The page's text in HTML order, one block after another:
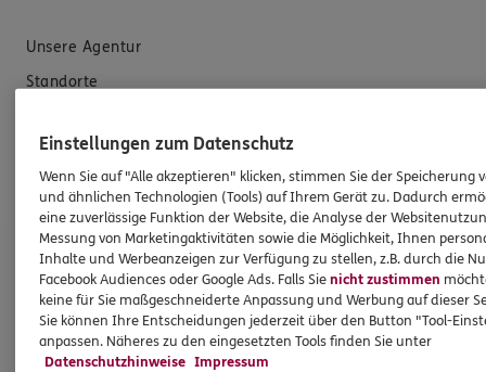
Unsere Agentur
Standorte
Kooperationspartner
Schwerpunkte
ERGO Versicherung Stefan Fritscher
Generalagentur
Münchener Str. 19
Einstellungen zum Datenschutz
Wenn Sie auf "Alle akzeptieren" klicken, stimmen Sie der Speicherung
und ähnlichen Technologien (Tools) auf Ihrem Gerät zu. Dadurch
eine zuverlässige Funktion der Website, die Analyse der
Messung von Marketingaktivitäten sowie die Möglichkeit, Ihnen
Inhalte und Werbeanzeigen zur Verfügung zu stellen, z.B. durch die
Facebook Audiences oder Google Ads. Falls Sienicht zustimmen
keine für Sie maßgeschneiderte Anpassung und Werbung auf dieser
Sie können Ihre Entscheidungen jederzeit über den Button "Tool-
anpassen. Näheres zu den eingesetzten Tools finden Sie unter
Datenschutzhinweise Impressum